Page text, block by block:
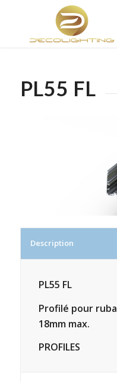
PL55 FL
Description
PL55 FL
Profilé pour
18mm max.
PROFILES